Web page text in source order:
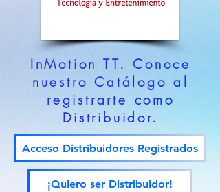
InMotion TT. Conoce
nuestro Catálogo al
registrarte como
Distribuidor.
Acceso Distribuidores Registrados
¡Quiero ser Distribuidor!